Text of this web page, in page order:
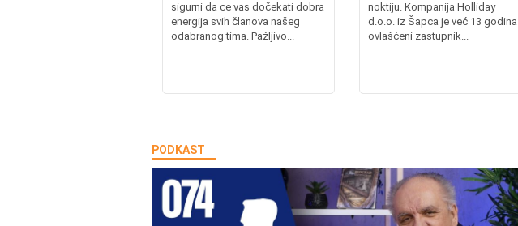
sigurni da ce vas dočekati dobra
energija svih članova našeg
odabranog tima. Pažljivo...
noktiju. Kompanija Holliday
d.o.o. iz Šapca je već 13 godina
ovlašćeni zastupnik...
PODKAST